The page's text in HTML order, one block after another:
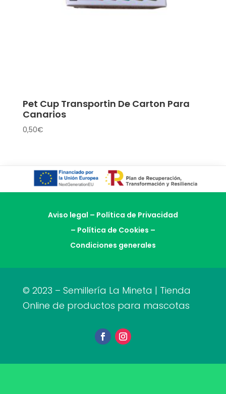
Pet Cup Transportin De Carton Para
Canarios
0,50€
Aviso legal – Política de Privacidad
– Política de Cookies –
Condiciones generales
© 2023 – Semillería La Mineta | Tienda
Online de productos para mascotas